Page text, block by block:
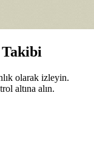
olarak izleyin.
altına alın.